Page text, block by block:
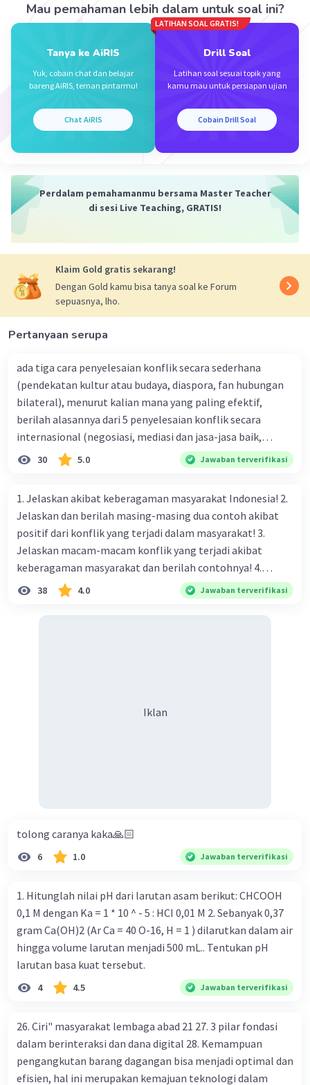
Mau pemahaman lebih dalam untuk soal ini?
Tanya ke AiRIS
Yuk, cobain chat dan belajar
bareng AiRIS, teman pintarmu!
Chat AiRIS
LATIHAN SOAL GRATIS!
Drill Soal
Latihan soal sesuai topik yang
kamu mau untuk persiapan ujian
Cobain Drill Soal
Perdalam pemahamanmu bersama Master Teacher
di sesi Live Teaching, GRATIS!
Klaim Gold gratis sekarang!
Dengan Gold kamu bisa tanya soal ke Forum
sepuasnya, lho.
Pertanyaan serupa
ada tiga cara penyelesaian konflik secara sederhana
(pendekatan kultur atau budaya, diaspora, fan hubungan
bilateral), menurut kalian mana yang paling efektif,
berilah alasannya dari 5 penyelesaian konflik secara
internasional (negosiasi, mediasi dan jasa-jasa baik,
konsiliasi, penyelidikan, dan penyelesaian di bawah
naungan organisasi PBB), menurut kalian mana yang
30 5.0 Jawaban terverifikasi
1. Jelaskan akibat keberagaman masyarakat Indonesia! 2.
Jelaskan dan berilah masing-masing dua contoh akibat
positif dari konflik yang terjadi dalam masyarakat! 3.
Jelaskan macam-macam konflik yang terjadi akibat
keberagaman masyarakat dan berilah contohnya! 4.
Mengapa dalam masyarakat yang memiliki keberagaman
38 4.0 Jawaban terverifikasi
Iklan
tolong caranya kaka🙏🏻
6 1.0 Jawaban terverifikasi
1. Hitunglah nilai pH dari larutan asam berikut: CHCOOH
0,1 M dengan Ka = 1 * 10 ^ - 5 : HCI 0,01 M 2. Sebanyak 0,37
gram Ca(OH)2 (Ar Ca = 40 O-16, H = 1 ) dilarutkan dalam air
hingga volume larutan menjadi 500 mL.. Tentukan pH
larutan basa kuat tersebut.
4 4.5 Jawaban terverifikasi
26. Ciri" masyarakat lembaga abad 21 27. 3 pilar fondasi
dalam berinteraksi dan dana digital 28. Kemampuan
pengangkutan barang dagangan bisa menjadi optimal dan
efisien, hal ini merupakan kemajuan teknologi dalam